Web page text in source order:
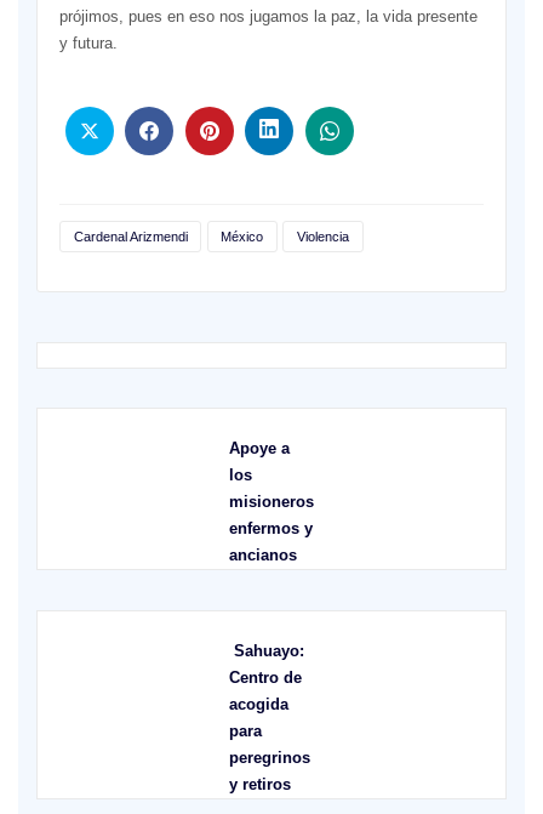
prójimos, pues en eso nos jugamos la paz, la vida presente
y futura.
Cardenal Arizmendi México Violencia
Apoye a
los
misioneros
enfermos y
ancianos
Sahuayo:
Centro de
acogida
para
peregrinos
y retiros